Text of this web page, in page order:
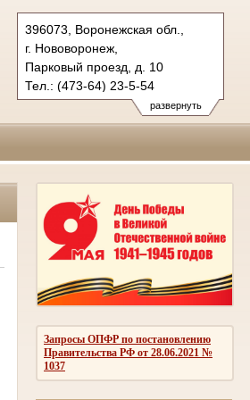
развернуть
396073, Воронежская обл.,
г. Нововоронеж,
Парковый проезд, д. 10
Тел.: (473-64) 23-5-54
novovoronezhsky.vrn@sudrf.ru
Запросы ОПФР по постановлению
Правительства РФ от 28.06.2021 №
1037